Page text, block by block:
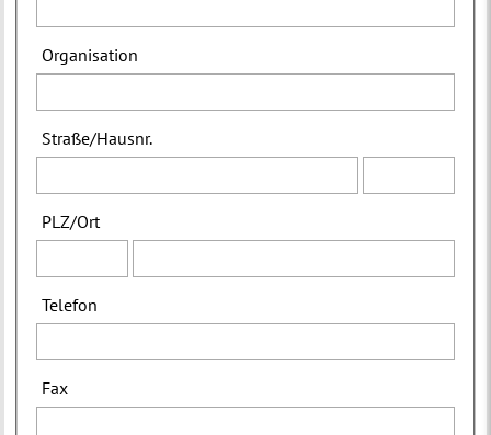
Organisation
Straße/Hausnr.
PLZ/Ort
Telefon
Fax